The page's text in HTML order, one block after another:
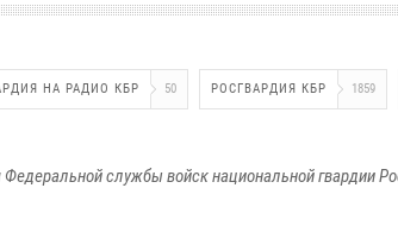
НА РАДИО КБР 50 РОСГВАРДИЯ КБР 1859
службы войск национальной гвардии